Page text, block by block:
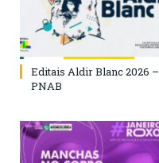
Editais Aldir Blanc 2026 –
PNAB